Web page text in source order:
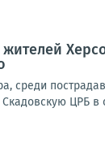
среди
ЦРБ в